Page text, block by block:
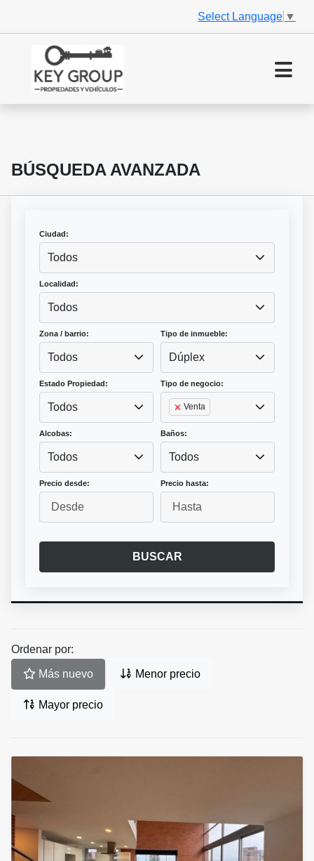
Select Language ▼
BÚSQUEDA AVANZADA
Ciudad:
Todos
Localidad:
Todos
Zona / barrio:
Todos
Tipo de inmueble:
Dúplex
Estado Propiedad:
Todos
Tipo de negocio:
Venta
Alcobas:
Todos
Baños:
Todos
Precio desde: Precio hasta:
BUSCAR
Ordenar por:
Más nuevo Menor precio
Mayor precio